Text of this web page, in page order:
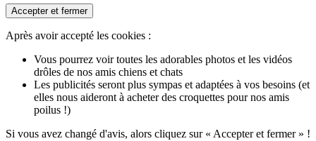
Accepter et fermer
Après avoir accepté les cookies :
Vous pourrez voir toutes les adorables photos et les vidéos
drôles de nos amis chiens et chats
Les publicités seront plus sympas et adaptées à vos besoins (et
elles nous aideront à acheter des croquettes pour nos amis
poilus !)
Si vous avez changé d'avis, alors cliquez sur « Accepter et fermer » !